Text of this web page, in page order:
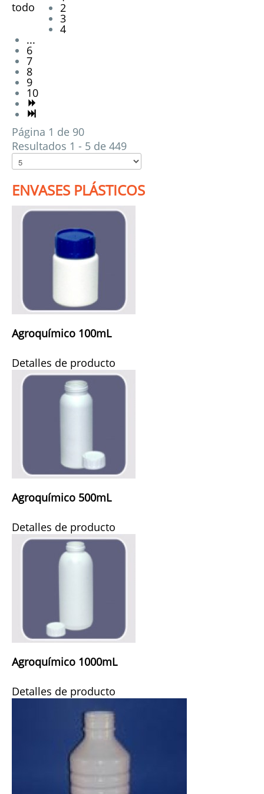
todo 2
3
4
...
6
7
8
9
10
Página 1 de 90
Resultados 1 - 5 de 449
ENVASES PLÁSTICOS
Agroquímico 100mL
Detalles de producto
Agroquímico 500mL
Detalles de producto
Agroquímico 1000mL
Detalles de producto